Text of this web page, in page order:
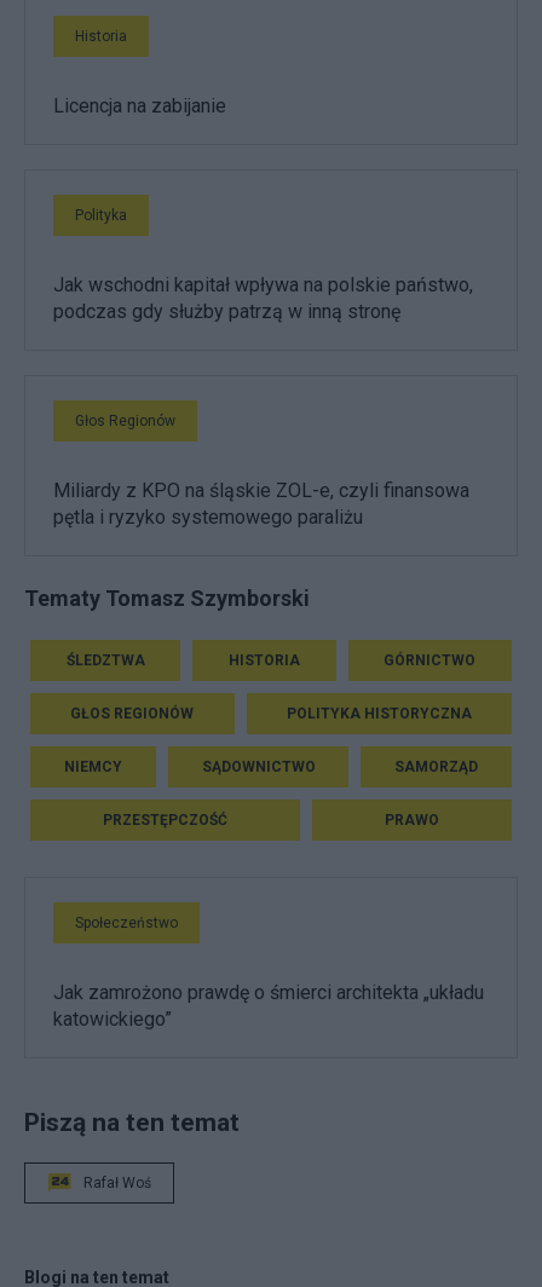
Historia
Licencja na zabijanie
Polityka
Jak wschodni kapitał wpływa na polskie państwo,
podczas gdy służby patrzą w inną stronę
Głos Regionów
Miliardy z KPO na śląskie ZOL-e, czyli finansowa
pętla i ryzyko systemowego paraliżu
Tematy Tomasz Szymborski
ŚLEDZTWA HISTORIA GÓRNICTWO
GŁOS REGIONÓW POLITYKA HISTORYCZNA
NIEMCY SĄDOWNICTWO SAMORZĄD
PRZESTĘPCZOŚĆ PRAWO
Społeczeństwo
Jak zamrożono prawdę o śmierci architekta „układu
katowickiego”
Piszą na ten temat
Rafał Woś
Blogi na ten temat